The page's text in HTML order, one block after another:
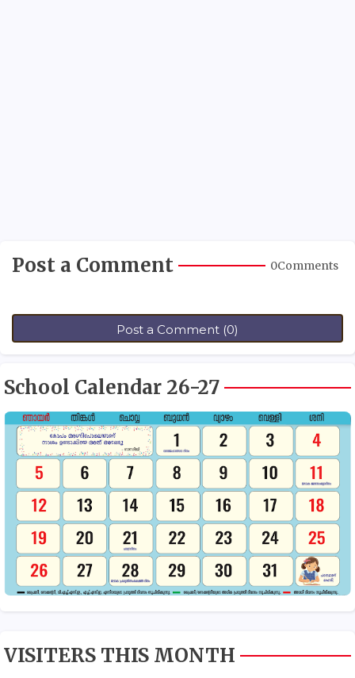
Post a Comment 0Comments
Post a Comment (0)
School Calendar 26-27
VISITERS THIS MONTH